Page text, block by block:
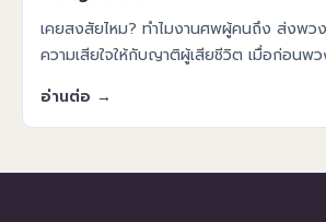
เคยสงสัยไหม? ทำไมงานศพผู้คนถึง ส่งพ
ความเสียใจให้กับญาติผู้เสียชีวิต เมื่อก่อนพ
ออกแบบพวงหรีดม
อ่านต่อ →